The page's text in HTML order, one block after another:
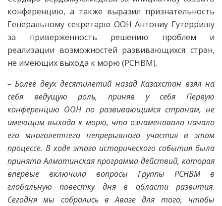
конференцию, а также выразил признательность
Генеральному секретарю ООН Антониу Гутерришу
за приверженность решению проблем и
реализации возможностей развивающихся стран,
не имеющих выхода к морю (РСНВМ).
– Более двух десятилетий назад Казахстан взял на
себя ведущую роль, приняв у себя Первую
конференцию ООН по развивающимся странам, не
имеющим выхода к морю, что ознаменовало начало
его многолетнего непрерывного участия в этом
процессе. В ходе этого исторического события была
принята Алматинская программа действий, которая
впервые включила вопросы Группы РСНВМ в
глобальную повестку дня в области развития.
Сегодня мы собрались в Авазе для того, чтобы